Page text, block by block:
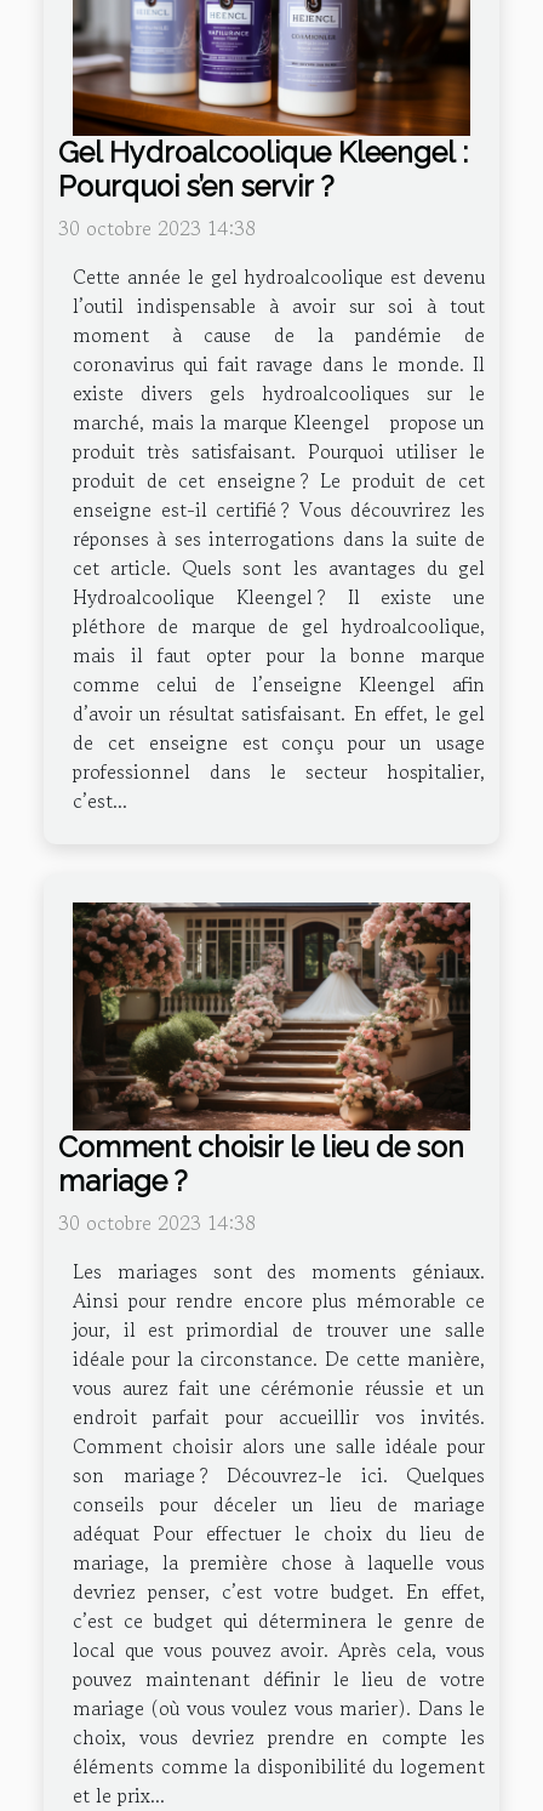
Gel Hydroalcoolique Kleengel :
Pourquoi s’en servir ?
30 octobre 2023 14:38
Cette année le gel hydroalcoolique est devenu
l’outil indispensable à avoir sur soi à tout
moment à cause de la pandémie de
coronavirus qui fait ravage dans le monde. Il
existe divers gels hydroalcooliques sur le
marché, mais la marque Kleengel propose un
produit très satisfaisant. Pourquoi utiliser le
produit de cet enseigne ? Le produit de cet
enseigne est-il certifié ? Vous découvrirez les
réponses à ses interrogations dans la suite de
cet article. Quels sont les avantages du gel
Hydroalcoolique Kleengel ? Il existe une
pléthore de marque de gel hydroalcoolique,
mais il faut opter pour la bonne marque
comme celui de l’enseigne Kleengel afin
d’avoir un résultat satisfaisant. En effet, le gel
de cet enseigne est conçu pour un usage
professionnel dans le secteur hospitalier,
c’est...
Comment choisir le lieu de son
mariage ?
30 octobre 2023 14:38
Les mariages sont des moments géniaux.
Ainsi pour rendre encore plus mémorable ce
jour, il est primordial de trouver une salle
idéale pour la circonstance. De cette manière,
vous aurez fait une cérémonie réussie et un
endroit parfait pour accueillir vos invités.
Comment choisir alors une salle idéale pour
son mariage ? Découvrez-le ici. Quelques
conseils pour déceler un lieu de mariage
adéquat Pour effectuer le choix du lieu de
mariage, la première chose à laquelle vous
devriez penser, c’est votre budget. En effet,
c’est ce budget qui déterminera le genre de
local que vous pouvez avoir. Après cela, vous
pouvez maintenant définir le lieu de votre
mariage (où vous voulez vous marier). Dans le
choix, vous devriez prendre en compte les
éléments comme la disponibilité du logement
et le prix...